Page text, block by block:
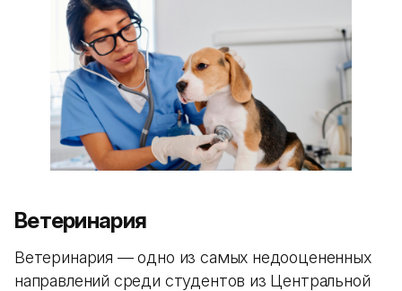
Ветеринария
Ветеринария — одно из самых недооцененных
направлений среди студентов из Центральной